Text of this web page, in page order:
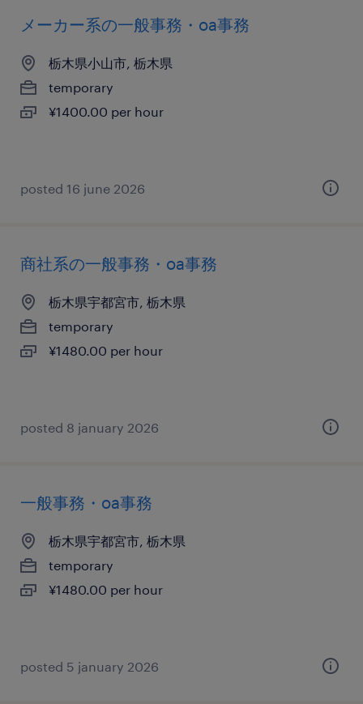
メーカー系の一般事務・oa事務
栃木県小山市, 栃木県
temporary
¥1400.00 per hour
posted 16 june 2026
商社系の一般事務・oa事務
栃木県宇都宮市, 栃木県
temporary
¥1480.00 per hour
posted 8 january 2026
一般事務・oa事務
栃木県宇都宮市, 栃木県
temporary
¥1480.00 per hour
posted 5 january 2026